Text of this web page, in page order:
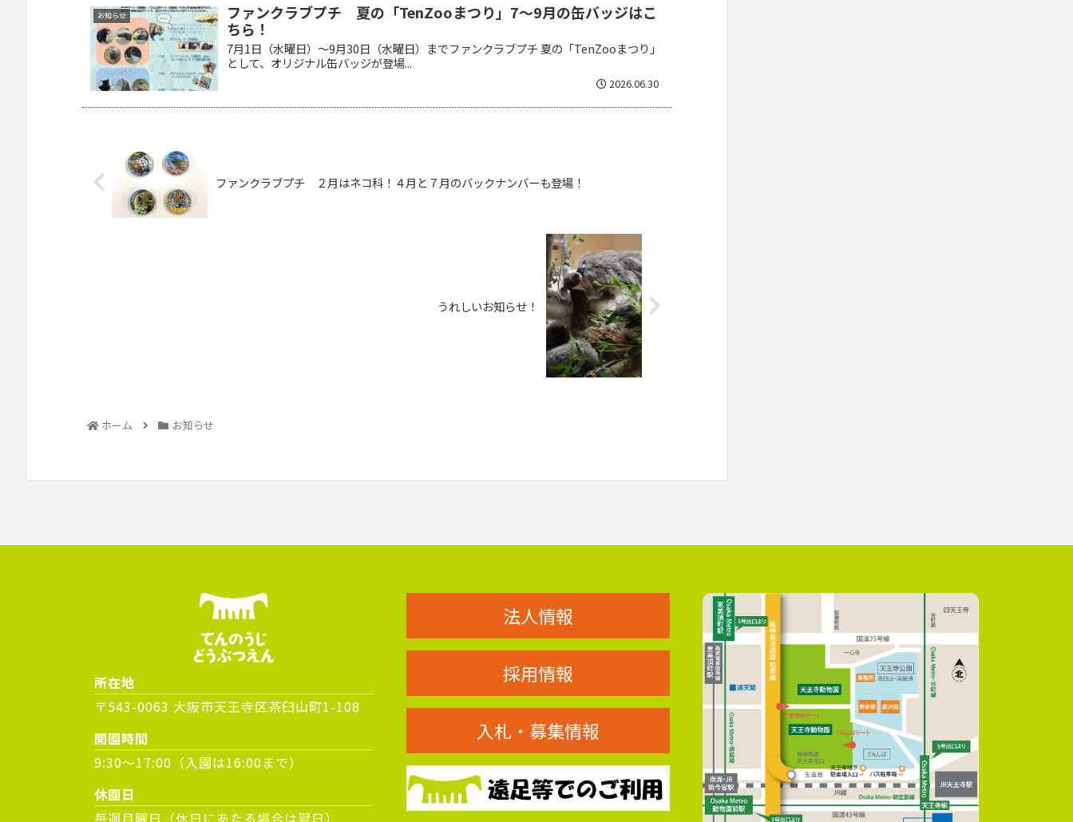
お知らせ
ファンクラブプチ 夏の「TenZooまつり」7～9月の缶バッジはこ
ちら！
7月1日（水曜日）～9月30日（水曜日）までファンクラブプチ 夏の「TenZooまつり」
として、オリジナル缶バッジが登場...
2026.06.30
ファンクラブプチ ２月はネコ科！４月と７月のバックナンバーも登場！
うれしいお知らせ！
ホーム お知らせ
所在地
〒543-0063 大阪市天王寺区茶臼山町1-108
開園時間
9:30～17:00（入園は16:00まで）
休園日
毎週月曜日（休日にあたる場合は翌日）
法人情報
採用情報
入札・募集情報